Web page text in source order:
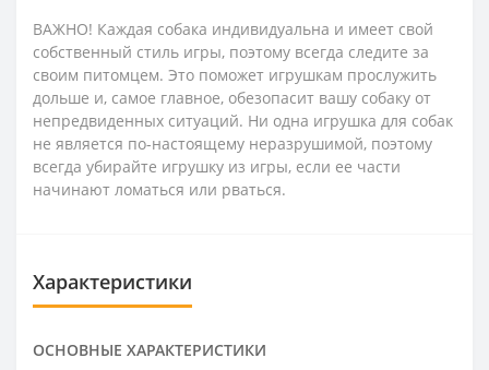
ВАЖНО! Каждая собака индивидуальна и имеет свой
собственный стиль игры, поэтому всегда следите за
своим питомцем. Это поможет игрушкам прослужить
дольше и, самое главное, обезопасит вашу собаку от
непредвиденных ситуаций. Ни одна игрушка для собак
не является по-настоящему неразрушимой, поэтому
всегда убирайте игрушку из игры, если ее части
начинают ломаться или рваться.
Характеристики
ОСНОВНЫЕ ХАРАКТЕРИСТИКИ